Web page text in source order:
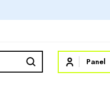
Panel